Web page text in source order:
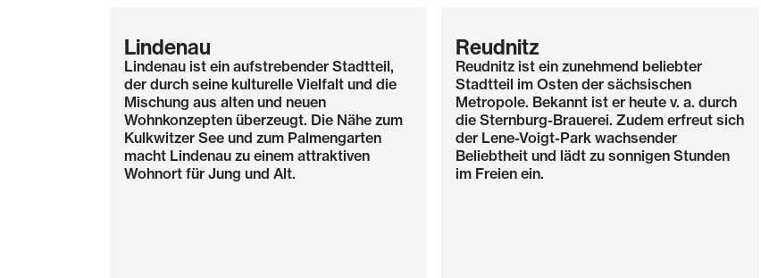
Lindenau
Lindenau ist ein aufstrebender Stadtteil,
der durch seine kulturelle Vielfalt und die
Mischung aus alten und neuen
Wohnkonzepten überzeugt. Die Nähe zum
Kulkwitzer See und zum Palmengarten
macht Lindenau zu einem attraktiven
Wohnort für Jung und Alt.
Reudnitz
Reudnitz ist ein zunehmend beliebter
Stadtteil im Osten der sächsischen
Metropole. Bekannt ist er heute v. a. durch
die Sternburg-Brauerei. Zudem erfreut sich
der Lene-Voigt-Park wachsender
Beliebtheit und lädt zu sonnigen Stunden
im Freien ein.